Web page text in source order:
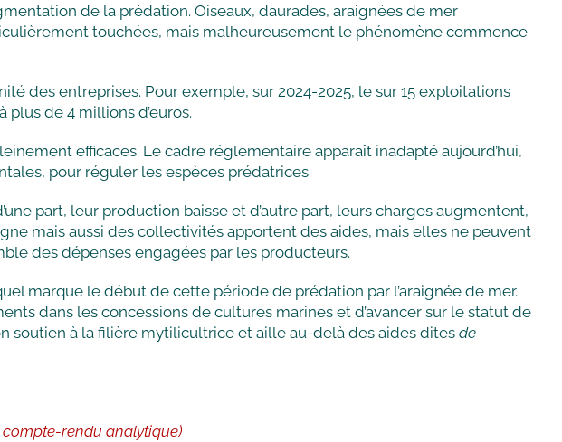
de la prédation. Oiseaux, daurades, araignées de mer
touchées, mais malheureusement le phénomène commence
des entreprises. Pour exemple, sur 2024-2025, le sur 15 exploitations
de 4 millions d’euros.
efficaces. Le cadre réglementaire apparaît inadapté aujourd’hui,
pour réguler les espèces prédatrices.
part, leur production baisse et d’autre part, leurs charges augmentent,
mais aussi des collectivités apportent des aides, mais elles ne peuvent
des dépenses engagées par les producteurs.
marque le début de cette période de prédation par l’araignée de mer.
dans les concessions de cultures marines et d’avancer sur le statut de
soutien à la filière mytilicultrice et aille au-delà des aides dites de
compte-rendu analytique)